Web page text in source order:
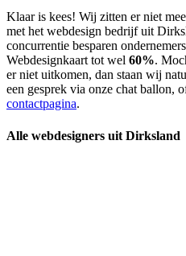
Klaar is kees! Wij zitten er niet
met het webdesign bedrijf uit
concurrentie besparen
Webdesignkaart tot wel 60%.
er niet uitkomen, dan staan wij
een gesprek via onze chat ballon,
contactpagina.
Alle webdesigners uit Dirksland